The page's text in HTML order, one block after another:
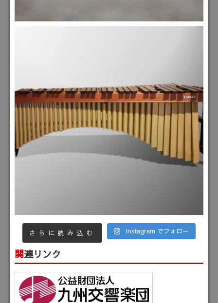
さらに読み込む Instagram でフォロー
関連リンク